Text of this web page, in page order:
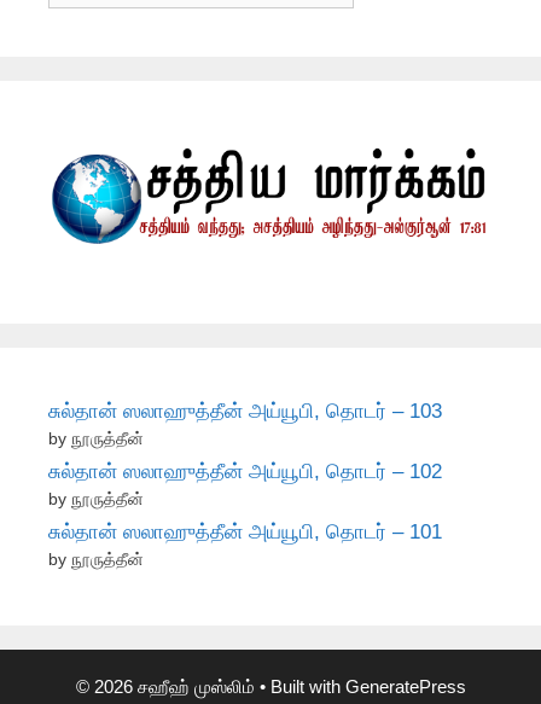
சுல்தான் ஸலாஹுத்தீன் அய்யூபி, தொடர் – 103
by நூருத்தீன்
சுல்தான் ஸலாஹுத்தீன் அய்யூபி, தொடர் – 102
by நூருத்தீன்
சுல்தான் ஸலாஹுத்தீன் அய்யூபி, தொடர் – 101
by நூருத்தீன்
© 2026 சஹீஹ் முஸ்லிம் • Built with GeneratePress